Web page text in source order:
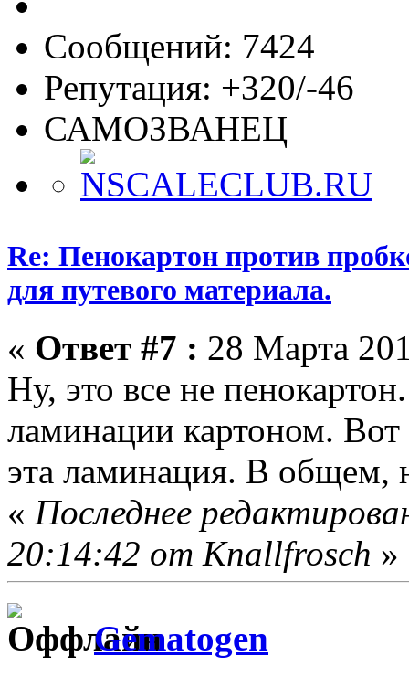
Сообщений: 7424
Репутация: +320/-46
САМОЗВАНЕЦ
Re: Пенокартон против
для путевого материала.
« Ответ #7 : 28 Марта
Ну, это все не
ламинации картоном.
эта ламинация. В общем,
« Последнее
20:14:42 от Knallfrosch »
Gematogen